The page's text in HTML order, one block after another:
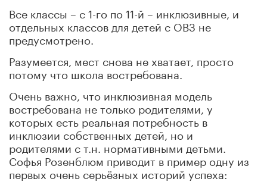
Все классы – с 1-го по 11-й – инклюзивные, и
отдельных классов для детей с ОВЗ не
предусмотрено.
Разумеется, мест снова не хватает, просто
потому что школа востребована.
Очень важно, что инклюзивная модель
востребована не только родителями, у
которых есть реальная потребность в
инклюзии собственных детей, но и
родителями с т.н. нормативными детьми.
Софья Розенблюм приводит в пример одну из
первых очень серьёзных историй успеха: